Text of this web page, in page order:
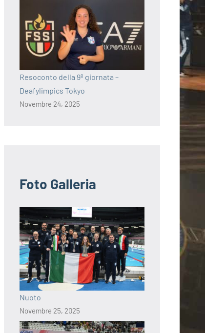
Resoconto della 9º giornata –
Deafylimpics Tokyo
Novembre 24, 2025
Foto Galleria
Nuoto
Novembre 25, 2025